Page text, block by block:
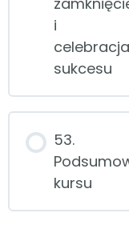
i
celebracja
sukcesu
53.
kursu